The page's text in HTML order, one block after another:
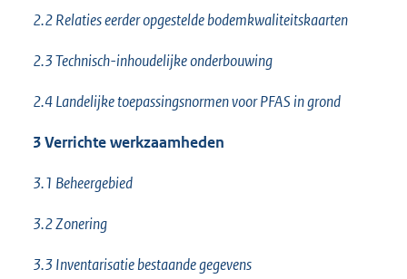
2.2 Relaties eerder opgestelde bodemkwaliteitskaarten
2.3 Technisch-inhoudelijke onderbouwing
2.4 Landelijke toepassingsnormen voor PFAS in grond
3 Verrichte werkzaamheden
3.1 Beheergebied
3.2 Zonering
3.3 Inventarisatie bestaande gegevens